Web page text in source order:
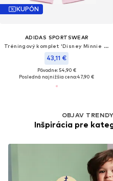
KUPÓN
ADIDAS SPORTSWEAR
Tréningový komplet 'Disney Minnie Maus'
43,11 €
Pôvodne: 54,90 €
Posledná najnižšia cena:47,90 €
OBJAV
Inšpirácia pre